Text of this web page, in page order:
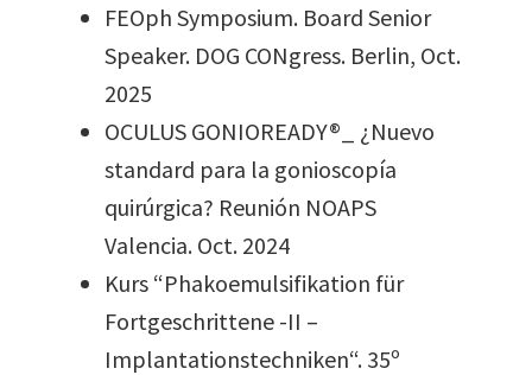
FEOph Symposium. Board Senior
Speaker. DOG CONgress. Berlin, Oct.
2025
OCULUS GONIOREADY®_ ¿Nuevo
standard para la gonioscopía
quirúrgica? Reunión NOAPS
Valencia. Oct. 2024
Kurs “Phakoemulsifikation für
Fortgeschrittene -II –
Implantationstechniken“. 35º